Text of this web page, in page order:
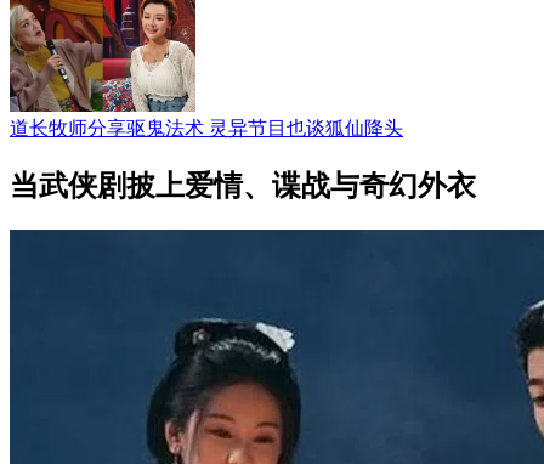
道长牧师分享驱鬼法术 灵异节目也谈狐仙降头
当武侠剧披上爱情、谍战与奇幻外衣